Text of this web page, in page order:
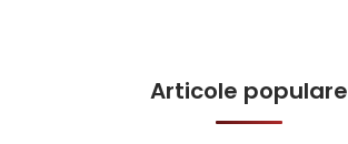
Articole populare